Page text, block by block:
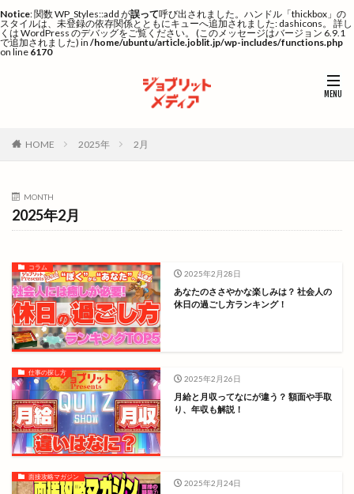
Notice: 関数 WP_Styles::add が誤って呼び出されました。ハンドル「thickbox」の
スタイルは、未登録の依存関係とともにキューへ追加されました: dashicons。 詳し
くは WordPress のデバッグをご覧ください。 (このメッセージはバージョン 6.9.1
で追加されました) in /home/ubuntu/article.joblit.jp/wp-includes/functions.php
on line 6170
HOME 2025年 2月
MONTH
2025年2月
コラム
2025年2月28日
あなたのささやかな楽しみは？ 社会人の
休日の過ごし方ランキング！
仕事の探し方
2025年2月26日
月給と月収ってなにが違う？ 額面や手取
り、年収も解説！
面接攻略マガジン
2025年2月24日